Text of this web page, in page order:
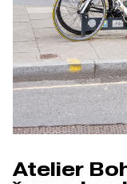
Atelier